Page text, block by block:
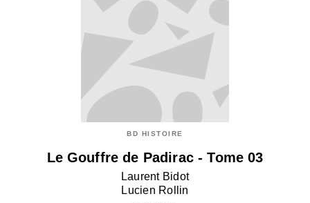
BD HISTOIRE
Le Gouffre de Padirac - Tome 03
Laurent Bidot
Lucien Rollin